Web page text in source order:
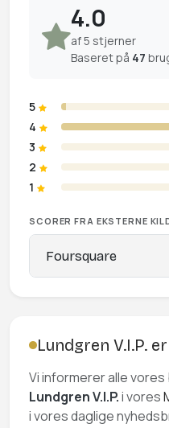
4.0
af 5 stjerner
Baseret på 47
5
4
3
2
1
SCORER FRA EKSTERNE
Foursquare
Lundgren V.I.P.
Vi informerer alle
Lundgren V.I.P.i vores
i vores daglige